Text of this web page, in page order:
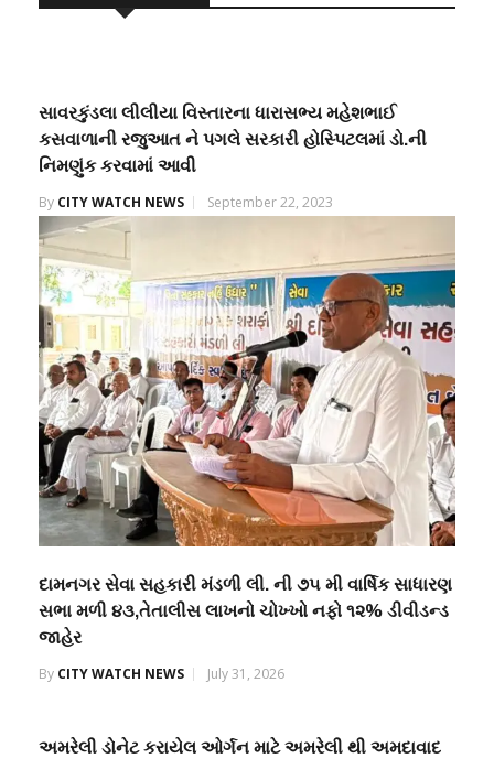
સાવરકુંડલા લીલીયા વિસ્તારના ધારાસભ્ય મહેશભાઈ
કસવાળાની રજુઆત ને પગલે સરકારી હોસ્પિટલમાં ડો.ની
નિમણુંક કરવામાં આવી
By CITY WATCH NEWS September 22, 2023
દામનગર સેવા સહકારી મંડળી લી. ની ૭૫ મી વાર્ષિક સાધારણ
સભા મળી ૪૩,તેતાલીસ લાખનો ચોખ્ખો નફો ૧૨% ડીવીડન્ડ
જાહેર
By CITY WATCH NEWS July 31, 2026
અમરેલી ડોનેટ કરાયેલ ઓર્ગન માટે અમરેલી થી અમદાવાદ